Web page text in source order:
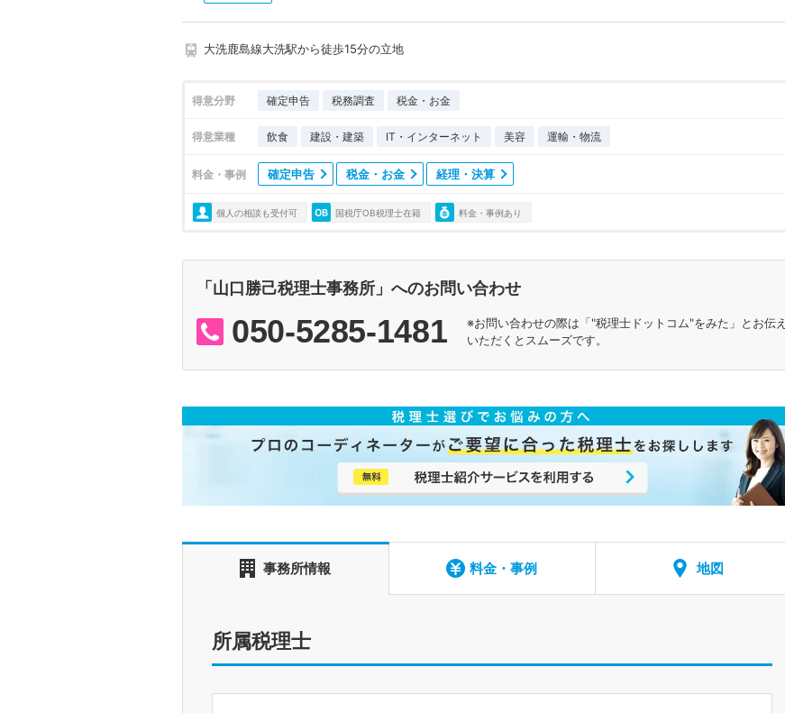
大洗鹿島線大洗駅から徒歩15分の立地
得意分野 確定申告 税務調査 税金・お金
得意業種 飲食 建設・建築 IT・インターネット 美容 運輸・物流
料金・事例 確定申告 税金・お金 経理・決算
個人の相談も受付可 国税庁OB税理士在籍 料金・事例あり
「山口勝己税理士事務所」へのお問い合わせ
050-5285-1481
※お問い合わせの際は「"税理士ドットコム"をみた」とお伝え
いただくとスムーズです。
事務所情報 料金・事例 地図
所属税理士